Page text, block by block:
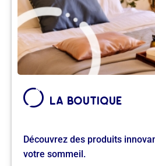
la boutique
Découvrez des produits
votre sommeil.
la boutique
Découvrez des produits
votre sommeil.